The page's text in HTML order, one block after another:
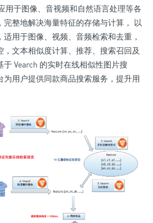
用于图像、音视频和自然语言处理等各
完整地解决海量特征的存储与计算， 以
用于图像、视频、音频检索和去重，
，文本相似度计算、推荐、搜索召回及
Vearch 的实时在线相似性图片搜
为用户提供同款商品搜索服务，提升用